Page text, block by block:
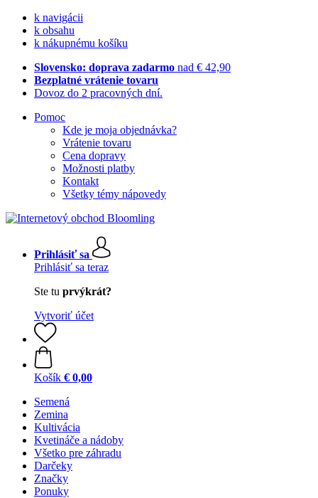
k navigácii
k obsahu
k nákupnému košíku
Slovensko: doprava zadarmo nad € 42,90
Bezplatné vrátenie tovaru
Dovoz do 2 pracovných dní.
Pomoc
Kde je moja objednávka?
Vrátenie tovaru
Cena dopravy
Možnosti platby
Kontakt
Všetky témy nápovedy
Prihlásiť sa
Prihlásiť sa teraz
Ste tu prvýkrát?
Vytvoriť účet
Košík € 0,00
Semená
Zemina
Kultivácia
Kvetináče a nádoby
Všetko pre záhradu
Darčeky
Značky
Ponuky